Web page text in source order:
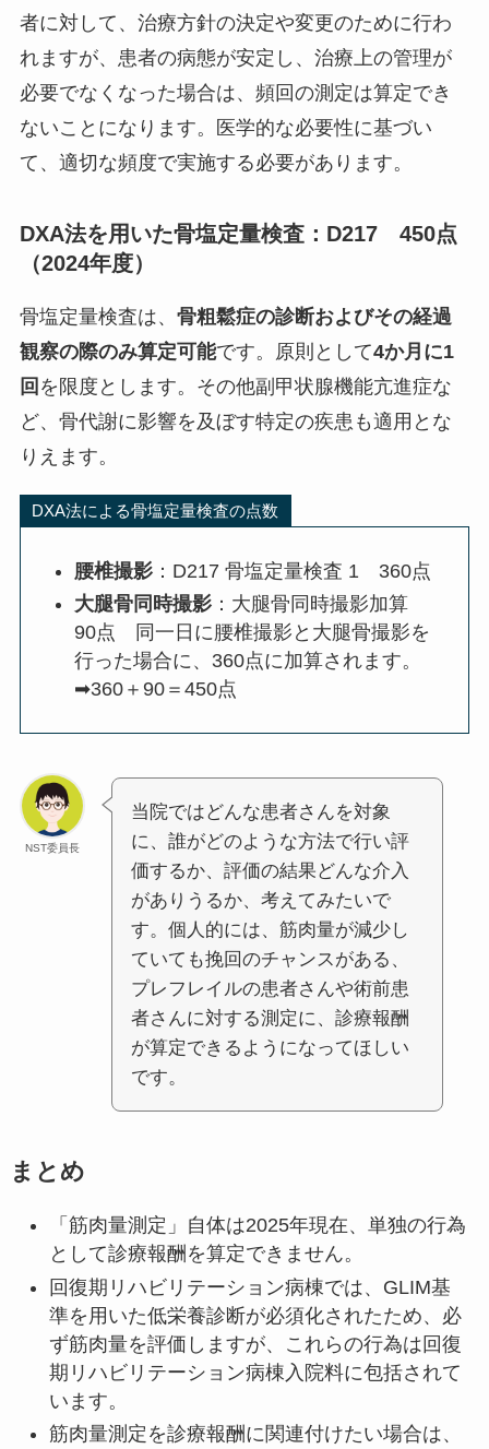
者に対して、治療方針の決定や変更のために行わ
れますが、患者の病態が安定し、治療上の管理が
必要でなくなった場合は、頻回の測定は算定でき
ないことになります。医学的な必要性に基づい
て、適切な頻度で実施する必要があります。
DXA法を用いた骨塩定量検査：D217 450点
（2024年度）
骨塩定量検査は、 骨粗鬆症の診断およびその経過
観察の際のみ算定可能です。原則として4か月に1
回 を限度とします。その他副甲状腺機能亢進症な
ど、骨代謝に影響を及ぼす特定の疾患も適用とな
りえます。
DXA法による骨塩定量検査の点数
腰椎撮影 ：D217 骨塩定量検査 1 360点
大腿骨同時撮影 ：大腿骨同時撮影加算
90点 同一日に腰椎撮影と大腿骨撮影を
行った場合に、360点に加算されます。
➡360＋90＝450点
NST委員長
当院ではどんな患者さんを対象
に、誰がどのような方法で行い評
価するか、評価の結果どんな介入
がありうるか、考えてみたいで
す。個人的には、筋肉量が減少し
ていても挽回のチャンスがある、
プレフレイルの患者さんや術前患
者さんに対する測定に、診療報酬
が算定できるようになってほしい
です。
まとめ
「筋肉量測定」自体は2025年現在、単独の行為
として診療報酬を算定できません。
回復期リハビリテーション病棟では、GLIM基
準を用いた低栄養診断が必須化されたため、必
ず筋肉量を評価しますが、これらの行為は回復
期リハビリテーション病棟入院料に包括されて
います。
筋肉量測定を診療報酬に関連付けたい場合は、